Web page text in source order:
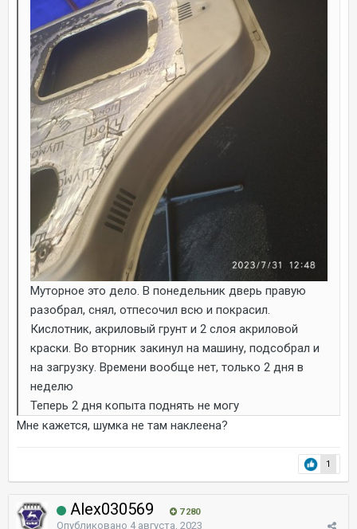
Муторное это дело. В понедельник дверь правую
разобрал, снял, отпесочил всю и покрасил.
Кислотник, акриловый грунт и 2 слоя акриловой
краски. Во вторник закинул на машину, подсобрал и
на загрузку. Времени вообще нет, только 2 дня в
неделю
Теперь 2 дня копыта поднять не могу
Мне кажется, шумка не там наклеена?
1
Alex030569 7 280
Опубликовано 4 августа, 2023